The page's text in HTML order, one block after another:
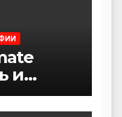
и
(+